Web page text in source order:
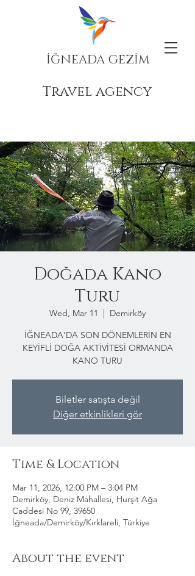
İĞNEADA GEZİM
Travel agency
Doğada Kano
Turu
Wed, Mar 11
  |
Demirköy
İĞNEADA'DA SON DÖNEMLERİN EN
KEYİFLİ DOĞA AKTİVİTESİ ORMANDA
KANO TURU
Biletler satışta değil
Diğer etkinlikleri gör
Time & Location
Mar 11, 2026, 12:00 PM – 3:04 PM
Demirköy, Deniz Mahallesi, Hurşit Ağa
Caddesi No 99, 39650
İğneada/Demirköy/Kırklareli, Türkiye
About the event